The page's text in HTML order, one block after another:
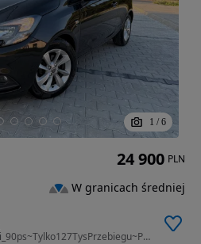
1 / 6
1398 cm3 • 90 KM • DRIVE~1.4i_90ps~Tylko127TysPrzebiegu~PDC~GrzaneFotele+Kierownica~TOP!
24 900 PLN
W granicach średniej